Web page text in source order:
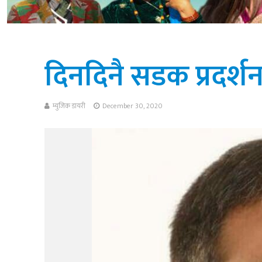
दिनदिनै सडक
म्युजिक डायरी December 30, 2020